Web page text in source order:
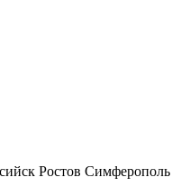
Ростов Симферополь